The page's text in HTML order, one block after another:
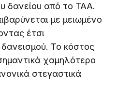
δανείου από το ΤΑΑ.
με μειωμένο
έτσι
Το κόστος
χαμηλότερο
στεγαστικά